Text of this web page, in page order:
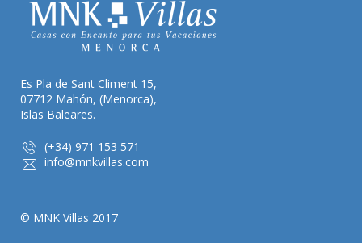
Es Pla de Sant Climent 15,
07712 Mahón, (Menorca),
Islas Baleares.
(+34) 971 153 571
info@mnkvillas.com
© MNK Villas 2017